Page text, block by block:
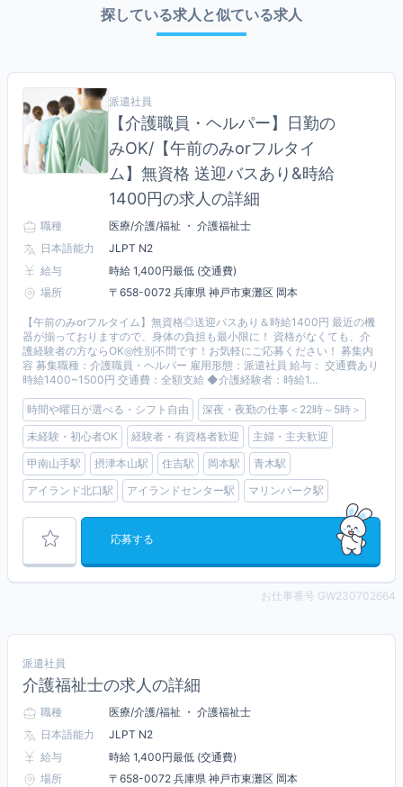
探している求人と似ている求人
派遣社員
【介護職員・ヘルパー】日勤の
みOK/【午前のみorフルタイ
ム】無資格 送迎バスあり&時給
1400円の求人の詳細
職種
医療/介護/福祉 ・ 介護福祉士
日本語能力
JLPT N2
給与
時給 1,400円最低 (交通費)
場所
〒658-0072 兵庫県 神戸市東灘区 岡本
【午前のみorフルタイム】無資格◎送迎バスあり＆時給1400円 最近の機
器が揃っておりますので、身体の負担も最小限に！ 資格がなくても、介
護経験者の方ならOK◎性別不問です！お気軽にご応募ください！ 募集内
容 募集職種：介護職員・ヘルパー 雇用形態：派遣社員 給与： 交通費あり
時給1400~1500円 交通費：全額支給 ◆介護経験者：時給1...
時間や曜日が選べる・シフト自由
深夜・夜勤の仕事＜22時～5時＞
未経験・初心者OK
経験者・有資格者歓迎
主婦・主夫歓迎
甲南山手駅
摂津本山駅 住吉駅 岡本駅
青木駅
アイランド北口駅
アイランドセンター駅 マリンパーク駅
応募する
お仕事番号 GW230702664
派遣社員
介護福祉士の求人の詳細
職種
医療/介護/福祉 ・ 介護福祉士
日本語能力
JLPT N2
給与
時給 1,400円最低 (交通費)
場所
〒658-0072 兵庫県 神戸市東灘区 岡本